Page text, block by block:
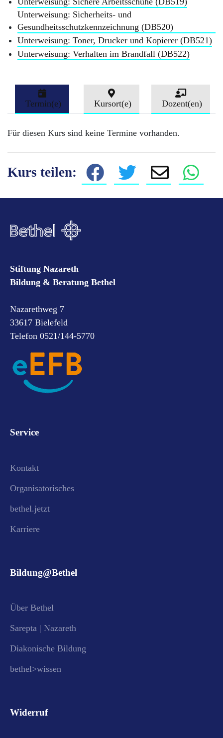
Unterweisung: Sicherheits- und
Gesundheitsschutzkennzeichnung (DB520)
Unterweisung: Toner, Drucker und Kopierer (DB521)
Unterweisung: Verhalten im Brandfall (DB522)
Termin(e) Kursort(e) Dozent(en)
Für diesen Kurs sind keine Termine vorhanden.
Kurs teilen:
Stiftung Nazareth
Bildung & Beratung Bethel
Nazarethweg 7
33617 Bielefeld
Telefon 0521/144-5770
Service
Kontakt
Organisatorisches
bethel.jetzt
Karriere
Bildung@Bethel
Über Bethel
Sarepta | Nazareth
Diakonische Bildung
bethel>wissen
Widerruf